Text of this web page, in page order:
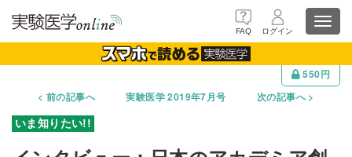
FAQ ログイン
550円
前の記事へ
実験医学 2019年7月号 次の記事へ